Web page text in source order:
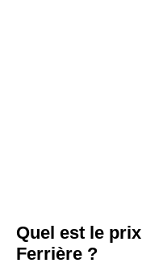
Quel est le
Ferrière ?